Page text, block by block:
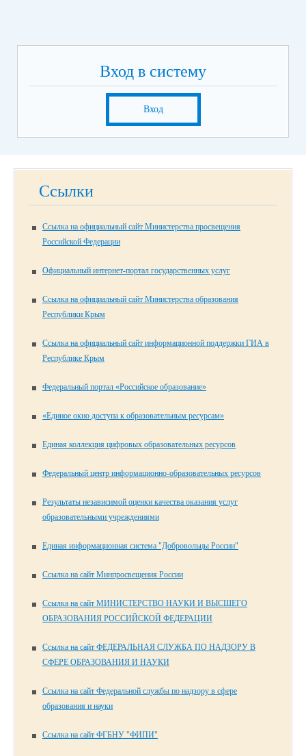
Вход в систему
Вход
Ссылки
Ссылка на официальный сайт Министерства просвещения
Российской Федерации
Официальный интернет-портал государственных услуг
Ссылка на официальный сайт Министерства образования
Республики Крым
Ссылка на официальный сайт информационной поддержки ГИА в
Республике Крым
Федеральный портал «Российское образование»
«Единое окно доступа к образовательным ресурсам»
Единая коллекция цифровых образовательных ресурсов
Федеральный центр информационно-образовательных ресурсов
Результаты независимой оценки качества оказания услуг
образовательными учреждениями
Единая информационная система "Добровольцы России"
Ссылка на сайт Минпросвещения России
Ссылка на сайт МИНИСТЕРСТВО НАУКИ И ВЫСШЕГО
ОБРАЗОВАНИЯ РОССИЙСКОЙ ФЕДЕРАЦИИ
Ссылка на сайт ФЕДЕРАЛЬНАЯ СЛУЖБА ПО НАДЗОРУ В
СФЕРЕ ОБРАЗОВАНИЯ И НАУКИ
Ссылка на сайт Федеральной службы по надзору в сфере
образования и науки
Ссылка на сайт ФГБНУ "ФИПИ"